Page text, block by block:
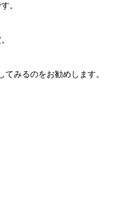
。
みるのをお勧めします。